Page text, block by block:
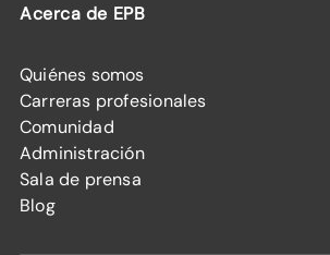
Acerca de EPB
Quiénes somos
Carreras profesionales
Comunidad
Administración
Sala de prensa
Blog